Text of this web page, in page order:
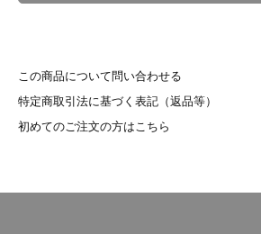
この商品について問い合わせる
特定商取引法に基づく表記（返品等）
初めてのご注文の方はこちら